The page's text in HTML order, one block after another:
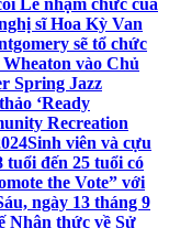
Lễ nhậm chức của
sĩ Hoa Kỳ Van
sẽ tổ chức
vào Chủ
Spring Jazz
‘Ready
Recreation
Sinh viên và cựu
tuổi đến 25 tuổi có
the Vote” với
ngày 13 tháng 9
Nhận thức về Sử